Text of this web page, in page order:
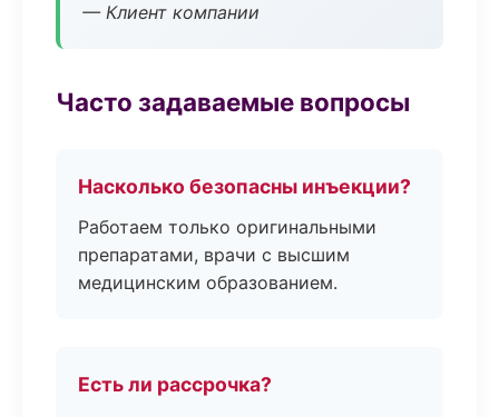
— Клиент компании
Часто задаваемые вопросы
Насколько безопасны инъекции?
Работаем только оригинальными
препаратами, врачи с высшим
медицинским образованием.
Есть ли рассрочка?